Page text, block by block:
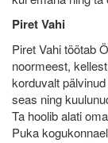
Piret Vahi
Piret Vahi töötab
noormeest,
korduvalt
seas ning
Ta hoolib alati
Puka